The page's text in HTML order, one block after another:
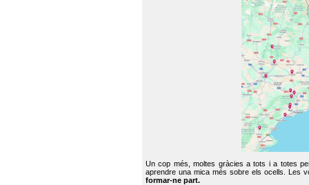
Un cop més, moltes gràcies a tots i a totes
aprendre una mica més sobre els ocells. Les
formar-ne part.